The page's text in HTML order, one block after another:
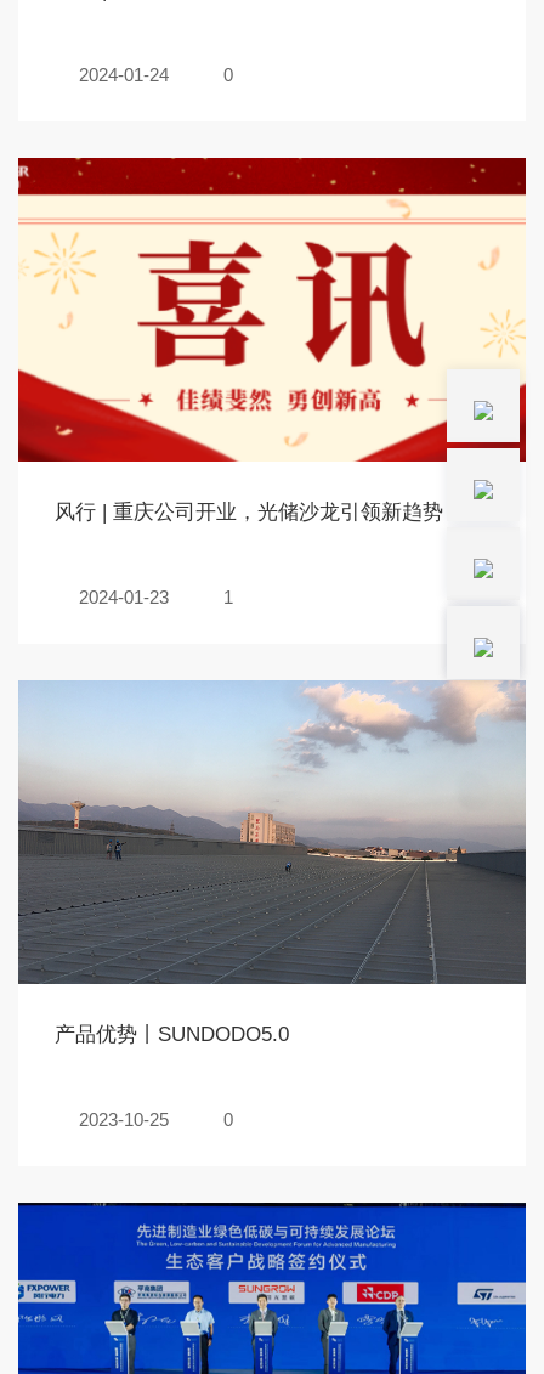
2024-01-24 0
风行 | 重庆公司开业，光储沙龙引领新趋势
2024-01-23 1
产品优势丨SUNDODO5.0
2023-10-25 0